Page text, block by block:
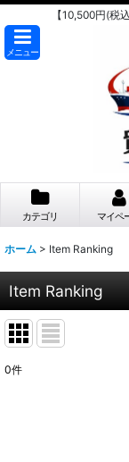
【10,500円(税
メニュー
カテゴリ マイペ
ホーム > Item Ranking
Item Ranking
0件